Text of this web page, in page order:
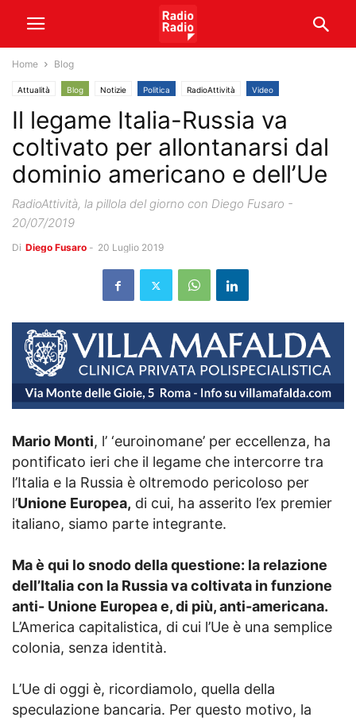
Home Blog
Attualità Blog Notizie Politica RadioAttività Video
Il legame Italia-Russia va
coltivato per allontanarsi dal
dominio americano e dell’Ue
RadioAttività, la pillola del giorno con Diego Fusaro -
20/07/2019
Di Diego Fusaro - 20 Luglio 2019
Mario Monti, l’ ‘euroinomane’ per eccellenza, ha
pontificato ieri che il legame che intercorre tra
l’Italia e la Russia è oltremodo pericoloso per
l’Unione Europea, di cui, ha asserito l’ex premier
italiano, siamo parte integrante.
Ma è qui lo snodo della questione: la relazione
dell’Italia con la Russia va coltivata in funzione
anti- Unione Europea e, di più, anti-americana.
L’America capitalistica, di cui l’Ue è una semplice
colonia, senza identità.
L’Ue di oggi è, ricordiamolo, quella della
speculazione bancaria. Per questo motivo, la